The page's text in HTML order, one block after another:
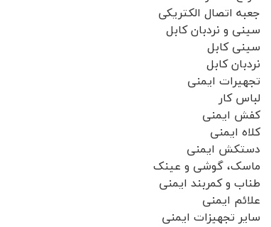
جعبه اتصال الکتریکی
سینی و نردبان کابل
سینی کابل
نردبان کابل
تجهیرات ایمنی
لباس کار
کفش ایمنی
کلاه ایمنی
دستکش ایمنی
ماسک، گوشی و عینک
طناب و کمربند ایمنی
علائم ایمنی
سایر تجهیزات ایمنی